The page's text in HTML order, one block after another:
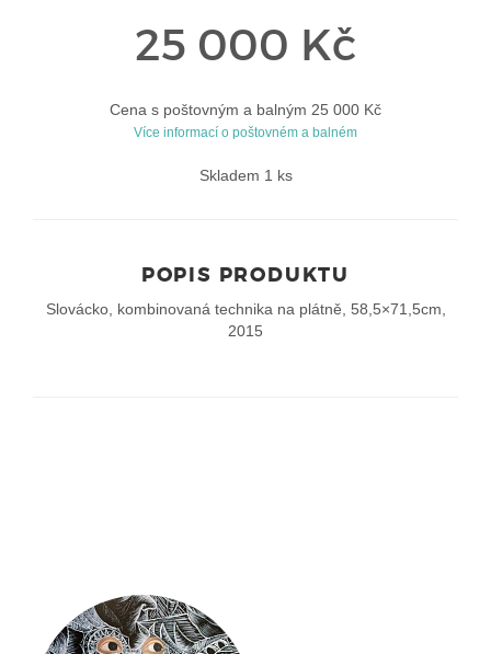
25 000 Kč
Cena s poštovným a balným 25 000 Kč
Více informací o poštovném a balném
Skladem 1 ks
POPIS PRODUKTU
Slovácko, kombinovaná technika na plátně, 58,5×71,5cm,
2015